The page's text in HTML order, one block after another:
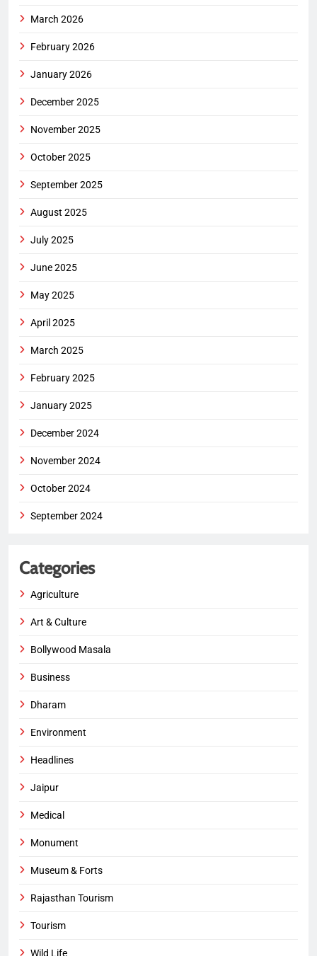
March 2026
February 2026
January 2026
December 2025
November 2025
October 2025
September 2025
August 2025
July 2025
June 2025
May 2025
April 2025
March 2025
February 2025
January 2025
December 2024
November 2024
October 2024
September 2024
Categories
Agriculture
Art & Culture
Bollywood Masala
Business
Dharam
Environment
Headlines
Jaipur
Medical
Monument
Museum & Forts
Rajasthan Tourism
Tourism
Wild Life